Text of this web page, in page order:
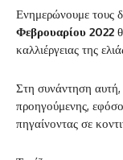
Ενημερώνουμε τους
Φεβρουαρίου 2022
καλλιέργειας της
Στη συνάντηση
προηγούμενης,
πηγαίνοντας σε